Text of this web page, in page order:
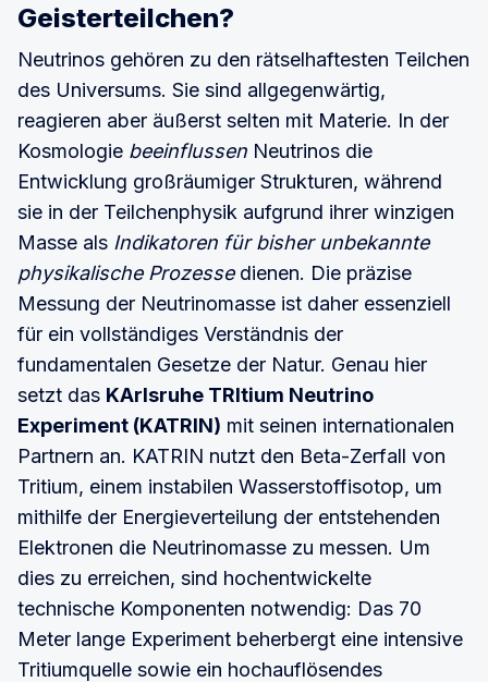
Geisterteilchen?
Neutrinos gehören zu den rätselhaftesten Teilchen
des Universums. Sie sind allgegenwärtig,
reagieren aber äußerst selten mit Materie. In der
Kosmologie beeinflussen Neutrinos die
Entwicklung großräumiger Strukturen, während
sie in der Teilchenphysik aufgrund ihrer winzigen
Masse als Indikatoren für bisher unbekannte
physikalische Prozessedienen. Die präzise
Messung der Neutrinomasse ist daher essenziell
für ein vollständiges Verständnis der
fundamentalen Gesetze der Natur. Genau hier
setzt das KArlsruhe TRItium Neutrino
Experiment (KATRIN) mit seinen internationalen
Partnern an. KATRIN nutzt den Beta-Zerfall von
Tritium, einem instabilen Wasserstoffisotop, um
mithilfe der Energieverteilung der entstehenden
Elektronen die Neutrinomasse zu messen. Um
dies zu erreichen, sind hochentwickelte
technische Komponenten notwendig: Das 70
Meter lange Experiment beherbergt eine intensive
Tritiumquelle sowie ein hochauflösendes